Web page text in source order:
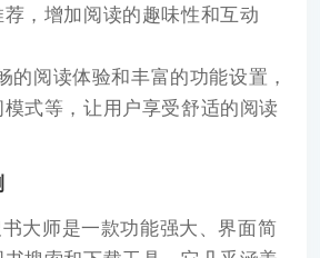
，增加阅读的趣味性和互动
的阅读体验和丰富的功能设置，
式等，让用户享受舒适的阅读
大师是一款功能强大、界面简